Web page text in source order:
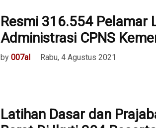
Resmi 316.554 Pelamar
Administrasi CPNS
by 007al Rabu, 4 Agustus 2021
Latihan Dasar dan